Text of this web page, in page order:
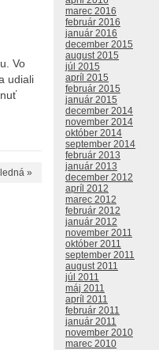
Vo
udiali
»
marec 2016
február 2016
január 2016
december 2015
august 2015
júl 2015
apríl 2015
február 2015
január 2015
december 2014
november 2014
október 2014
september 2014
február 2013
január 2013
december 2012
apríl 2012
marec 2012
február 2012
január 2012
november 2011
október 2011
september 2011
august 2011
júl 2011
máj 2011
apríl 2011
február 2011
január 2011
november 2010
marec 2010